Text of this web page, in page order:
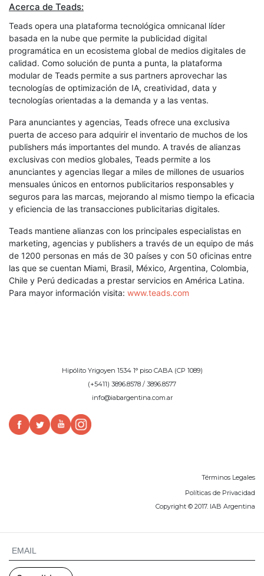
Acerca de Teads:
Teads opera una plataforma tecnológica omnicanal líder
basada en la nube que permite la publicidad digital
programática en un ecosistema global de medios digitales de
calidad. Como solución de punta a punta, la plataforma
modular de Teads permite a sus partners aprovechar las
tecnologías de optimización de IA, creatividad, data y
tecnologías orientadas a la demanda y a las ventas.
Para anunciantes y agencias, Teads ofrece una exclusiva
puerta de acceso para adquirir el inventario de muchos de los
publishers más importantes del mundo. A través de alianzas
exclusivas con medios globales, Teads permite a los
anunciantes y agencias llegar a miles de millones de usuarios
mensuales únicos en entornos publicitarios responsables y
seguros para las marcas, mejorando al mismo tiempo la eficacia
y eficiencia de las transacciones publicitarias digitales.
Teads mantiene alianzas con los principales especialistas en
marketing, agencias y publishers a través de un equipo de más
de 1200 personas en más de 30 países y con 50 oficinas entre
las que se cuentan Miami, Brasil, México, Argentina, Colombia,
Chile y Perú dedicadas a prestar servicios en América Latina.
Para mayor información visita: www.teads.com
Hipólito Yrigoyen 1534 1° piso CABA (CP 1089)
(+5411) 3896.8578 / 3896.8577
info@iabargentina.com.ar
Términos Legales
Políticas de Privacidad
Copyright © 2017. IAB Argentina